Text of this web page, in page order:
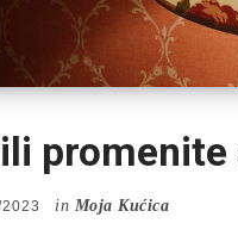
in Moja Kućica